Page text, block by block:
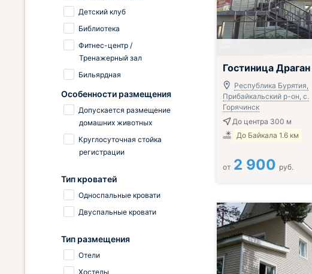
Гостиница Драган
Республика Бурятия,
Прибайкальский р-он, с.
Горячинск
До центра 300 м
До Байкала 1.6 км
от 2 900 руб.
Детский клуб
Библиотека
Фитнес-центр /
Тренажерный зал
Бильярдная
Особенности размещения
Допускается размещение
домашних животных
Круглосуточная стойка
регистрации
Тип кроватей
Односпальные кровати
Двуспальные кровати
Тип размещения
Отели
Хостелы